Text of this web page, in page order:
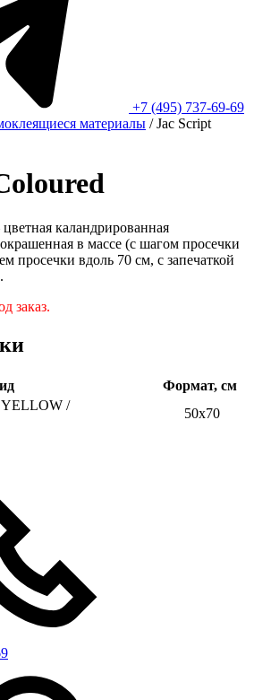
+7 (495) 737-69-69
материалы / Jac Script
ветная каландрированная
в массе (с шагом просечки
просечки вдоль 70 см, с запечаткой
заказ.
Формат, см
/
50х70